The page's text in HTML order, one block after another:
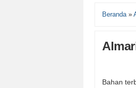
Beranda»
Bahan